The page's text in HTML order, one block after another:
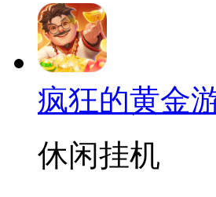
疯狂的黄金
休闲挂机